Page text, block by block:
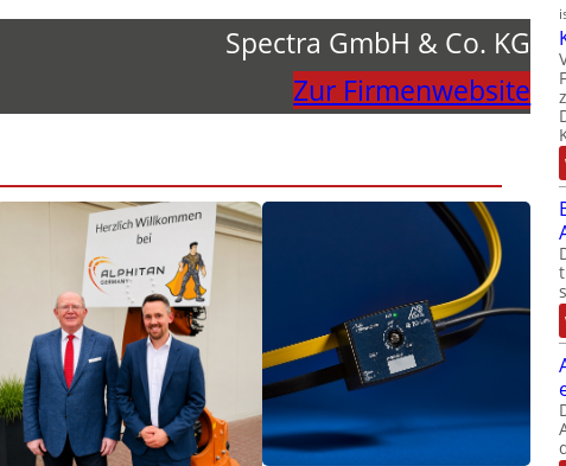
Spectra GmbH & Co. KG
Zur Firmenwebsite